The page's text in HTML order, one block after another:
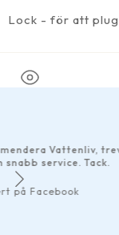
Lock - för att
trevligt